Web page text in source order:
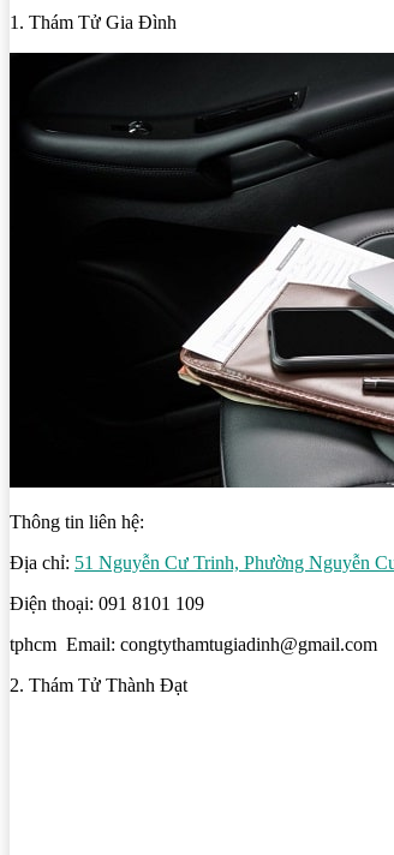
1. Thám Tử Gia Đình
Thông tin liên hệ:
Địa chỉ: 51 Nguyễn Cư Trinh, Phường Nguyễn
Điện thoại: 091 8101 109
tphcm Email: congtythamtugiadinh@gmail.com
2. Thám Tử Thành Đạt